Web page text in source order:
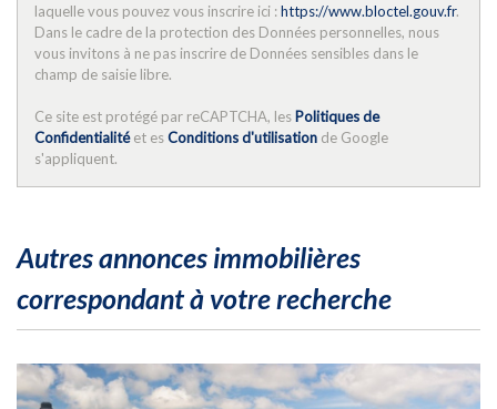
laquelle vous pouvez vous inscrire ici :https://www.bloctel.gouv.fr.
Dans le cadre de la protection des Données personnelles, nous
vous invitons à ne pas inscrire de Données sensibles dans le
champ de saisie libre.
Ce site est protégé par reCAPTCHA, lesPolitiques de
Confidentialitéet esConditions d'utilisation de Google
s'appliquent.
autres annonces immobilières
correspondant à votre recherche